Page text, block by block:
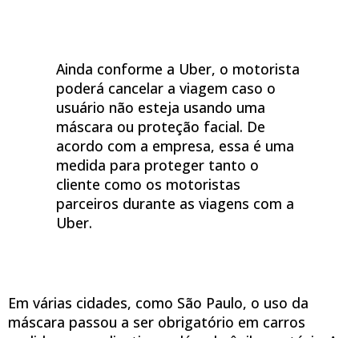
Ainda conforme a Uber, o motorista
poderá cancelar a viagem caso o
usuário não esteja usando uma
máscara ou proteção facial. De
acordo com a empresa, essa é uma
medida para proteger tanto o
cliente como os motoristas
parceiros durante as viagens com a
Uber.
Em várias cidades, como São Paulo, o uso da
máscara passou a ser obrigatório em carros